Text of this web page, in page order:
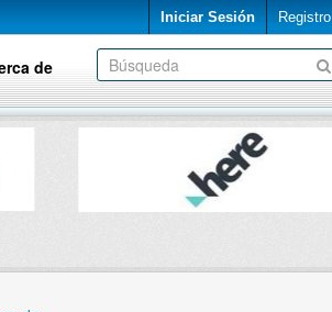
Iniciar Sesión Registro
de